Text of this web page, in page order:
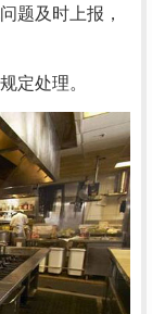
题及时上报，
定处理。